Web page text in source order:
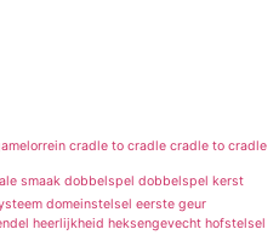
cradle to cradle cradle to cradle
smaak dobbelspel dobbelspel kerst
domeinstelsel eerste geur
heerlijkheid heksengevecht hofstelsel